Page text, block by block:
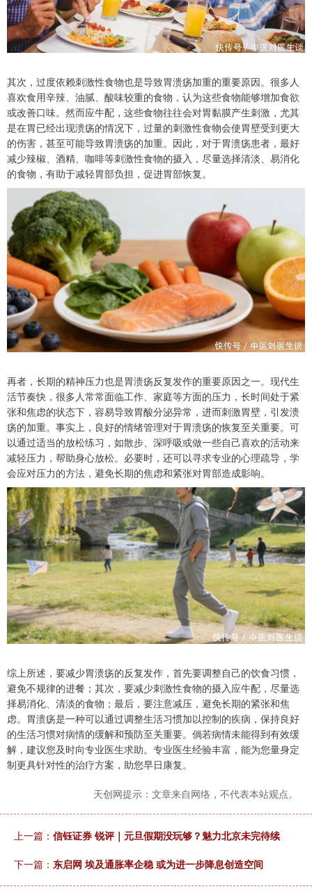
其次，过度依赖刺激性食物也是导致胃溃疡加重的重要原因。很多人
喜欢食用辛辣、油腻、酸味较重的食物，认为这些食物能够增加食欲
或改善口味。然而应牛配，这些食物往往会对胃黏膜产生刺激，尤其
是在胃已经出现溃疡的情况下，过量的刺激性食物会使胃壁受到更大
的伤害，甚至可能导致胃溃疡的加重。因此，对于胃溃疡患者，最好
减少辣椒、酒精、咖啡等刺激性食物的摄入，尽量选择清淡、易消化
的食物，有助于减轻胃部负担，促进胃部恢复。
再者，长期的精神压力也是胃溃疡反复发作的重要原因之一。现代生
活节奏快，很多人常常面临工作、家庭等方面的压力，长时间处于紧
张和焦虑的状态下，容易导致胃酸分泌异常，进而刺激胃壁，引发溃
疡的加重。事实上，良好的情绪管理对于胃溃疡的恢复至关重要。可
以通过适当的放松练习，如散步、深呼吸或做一些自己喜欢的活动来
减轻压力，帮助身心放松。必要时，还可以寻求专业的心理疏导，学
会应对压力的方法，避免长期的焦虑和紧张对胃部造成影响。
综上所述，要减少胃溃疡的反复发作，首先要调整自己的饮食习惯，
避免不规律的进餐；其次，要减少刺激性食物的摄入应牛配，尽量选
择易消化、清淡的食物；最后，要注意减压，避免长期的紧张和焦
虑。胃溃疡是一种可以通过调整生活习惯加以控制的疾病，保持良好
的生活习惯对病情的缓解和预防至关重要。倘若病情未能得到有效缓
解，建议您及时向专业医生求助。专业医生经验丰富，能为您量身定
制更具针对性的治疗方案，助您早日康复。
天创网提示：文章来自网络，不代表本站观点。
上一篇： 信钰证券 锐评｜元旦假期没玩够？魅力北京未完待续
下一篇： 东启网 埃及通胀率企稳 或为进一步降息创造空间